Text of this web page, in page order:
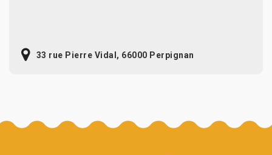
33 rue Pierre Vidal, 66000 Perpignan